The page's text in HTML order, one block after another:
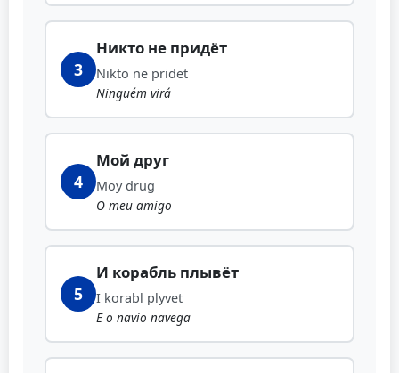
3
Никто не придёт
Nikto ne pridet
Ninguém virá
4
Мой друг
Moy drug
O meu amigo
5
И корабль плывёт
I korabl plyvet
E o navio navega